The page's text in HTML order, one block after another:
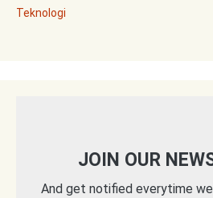
Teknologi
JOIN OUR
And get notified everytime